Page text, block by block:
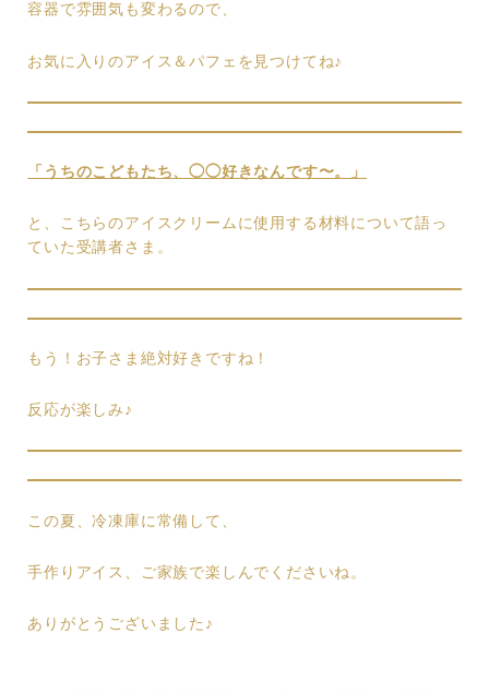
容器で雰囲気も変わるので、
お気に入りのアイス＆パフェを見つけてね♪
「うちのこどもたち、◯◯好きなんです〜。」
と、こちらのアイスクリームに使用する材料について語っ
ていた受講者さま。
もう！お子さま絶対好きですね！
反応が楽しみ♪
この夏、冷凍庫に常備して、
手作りアイス、ご家族で楽しんでくださいね。
ありがとうございました♪